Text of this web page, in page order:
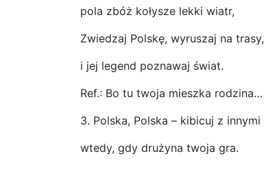
pola zbóż kołysze lekki wiatr,
Zwiedzaj Polskę, wyruszaj na trasy,
i jej legend poznawaj świat.
Ref.: Bo tu twoja mieszka rodzina…
3. Polska, Polska – kibicuj z innymi
wtedy, gdy drużyna twoja gra.